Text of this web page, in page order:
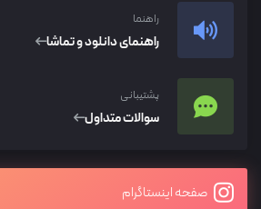
راهنما
راهنمای دانلود و تماشا
پشتیبانی
سوالات متداول
صفحه اینستاگرام